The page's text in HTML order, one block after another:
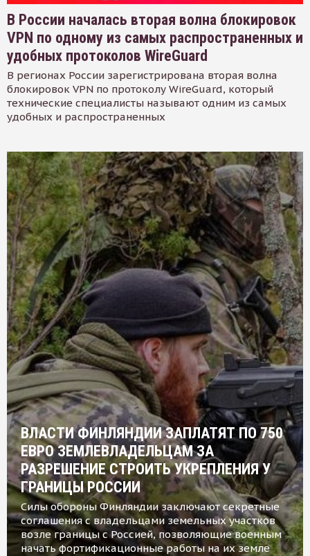
В России началась вторая волна блокировок
VPN по одному из самых распространенных и
удобных протоколов WireGuard
В регионах России зарегистрирована вторая волна
блокировок VPN по протоколу WireGuard, который
технические специалисты называют одним из самых
удобных и распространенных
ВЛАСТИ ФИНЛЯНДИИ ЗАПЛАТЯТ ПО 750
ЕВРО ЗЕМЛЕВЛАДЕЛЬЦАМ ЗА
РАЗРЕШЕНИЕ СТРОИТЬ УКРЕПЛЕНИЯ У
ГРАНИЦЫ РОССИИ
Силы обороны Финляндии заключают секретные
соглашения с владельцами земельных участков
возле границы с Россией, позволяющие военным
начать фортификационные работы на их земле